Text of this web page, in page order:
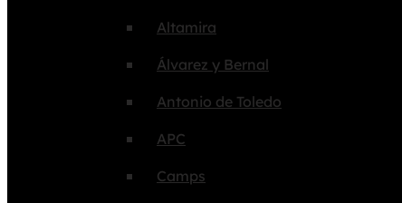
Altamira
Álvarez y Bernal
Antonio de Toledo
APC
Camps